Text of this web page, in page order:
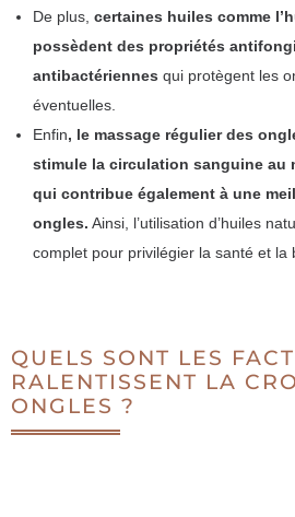
De plus, certaines huiles comme
possèdent des propriétés
antibactériennes qui protègent les
éventuelles.
Enfin, le massage régulier des
stimule la circulation sanguine au
qui contribue également à une
ongles. Ainsi, l’utilisation d’huiles
complet pour privilégier la santé et la
QUELS SONT LES
RALENTISSENT LA
ONGLES ?